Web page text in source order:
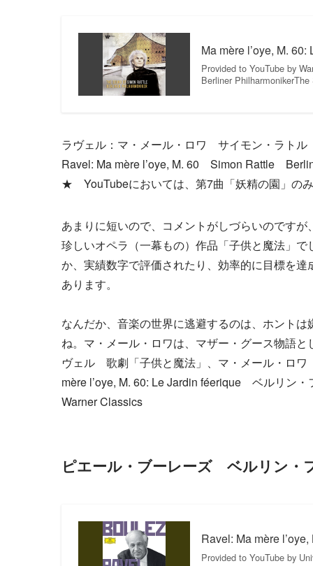
Ma mère l’oye, M.
Provided to YouTube by
Berliner
ラヴェル：マ・メール・ロワ サイモン・ラト
Ravel: Ma mère l’oye, M. 60 Simon Rattle
★ YouTubeにおいては、第7曲「妖精の園」の
あまりに短いので、コメントがしづらいのです
珍しいオペラ（一幕もの）作品「子供と魔法」
か、実績数字で評価されたり、効率的に目標を
あります。
なんだか、音楽の世界に逃避するのは、ホント
ね。マ・メール・ロワは、マザー・グース物語
ヴェル 歌劇「子供と魔法」、マ・メール・ロ
mère l’oye, M. 60: Le Jardin féerique ベルリン
Warner Classics
ピエール・ブーレーズ ベルリン
Ravel: Ma mère
Provided to YouTube by